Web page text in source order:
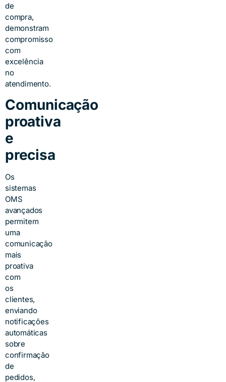
de
compra,
demonstram
compromisso
com
excelência
no
atendimento.
Comunicação
proativa
e
precisa
Os
sistemas
OMS
avançados
permitem
uma
comunicação
mais
proativa
com
os
clientes,
enviando
notificações
automáticas
sobre
confirmação
de
pedidos,